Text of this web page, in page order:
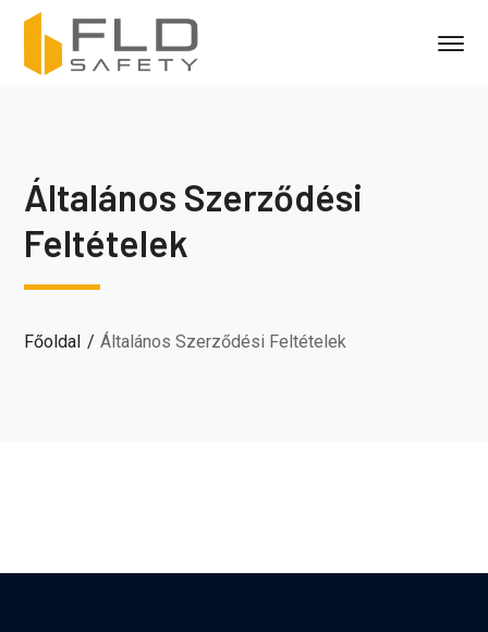
Általános Szerződési
Feltételek
Főoldal Általános Szerződési Feltételek